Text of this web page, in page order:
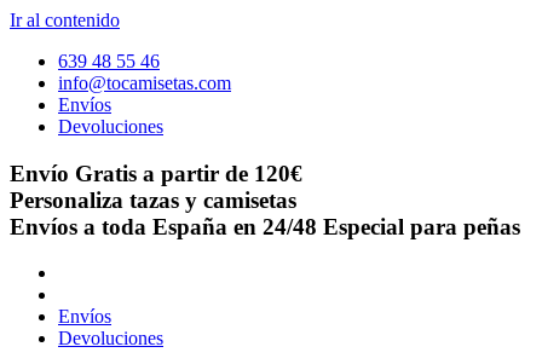
Ir al contenido
639 48 55 46
info@tocamisetas.com
Envíos
Devoluciones
Envío Gratis a partir de 120€
Personaliza tazas y camisetas
Envíos a toda España en 24/48 Especial para peñas
Envíos
Devoluciones